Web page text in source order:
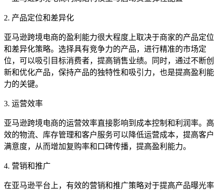
2. 产品定位和差异化
亚马逊跨境电商的盈利能力很大程度上取决于商家的产品定位
和差异化策略。选择具有竞争力的产品，进行精准的市场定
位，可以吸引目标消费者，提高销售业绩。同时，通过不断创
新和优化产品，保持产品的独特性和吸引力，也是提高盈利能
力的关键。
3. 运营效率
亚马逊跨境电商的运营效率直接影响到成本控制和利润率。高
效的物流、库存管理和客户服务可以降低运营成本，提高客户
满意度，从而增加复购率和口碑传播，提高盈利能力。
4. 营销和推广
在亚马逊平台上，有效的营销和推广策略对于提高产品曝光率